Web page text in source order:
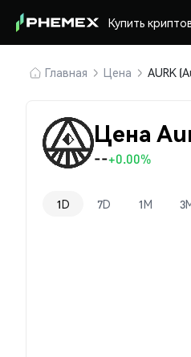
Купить
Главная Цена AURK
Цена
--+0.00%
1D 7D 1M